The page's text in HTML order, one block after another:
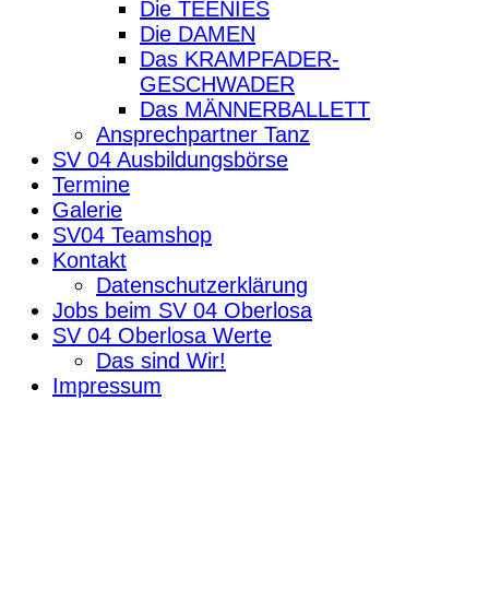
Die TEENIES
Die DAMEN
Das KRAMPFADER-
GESCHWADER
Das MÄNNERBALLETT
Ansprechpartner Tanz
SV 04 Ausbildungsbörse
Termine
Galerie
SV04 Teamshop
Kontakt
Datenschutzerklärung
Jobs beim SV 04 Oberlosa
SV 04 Oberlosa Werte
Das sind Wir!
Impressum